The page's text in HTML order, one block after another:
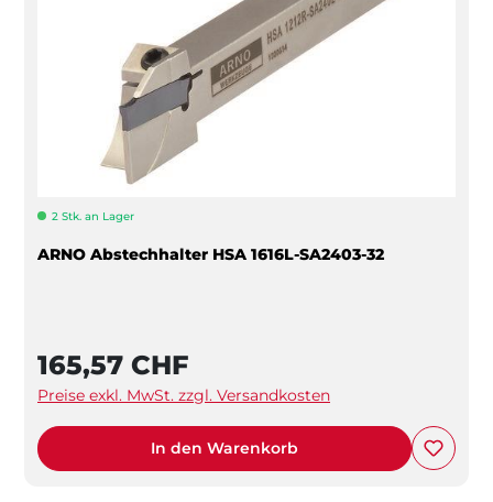
2 Stk. an Lager
ARNO Abstechhalter HSA 1616L-SA2403-32
165,57 CHF
Preise exkl. MwSt. zzgl. Versandkosten
In den Warenkorb